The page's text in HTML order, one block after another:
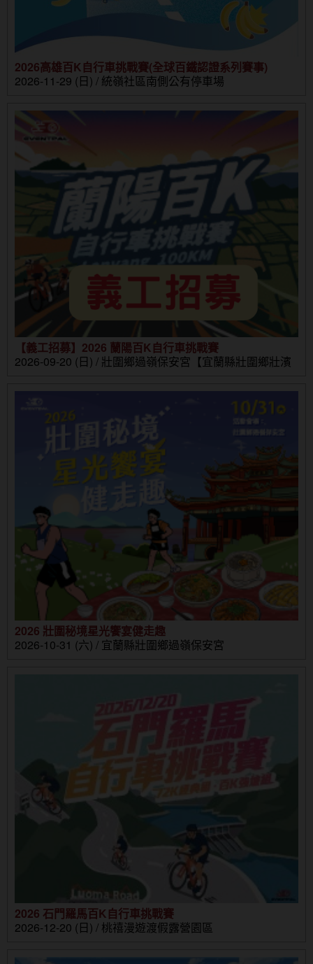
2026高雄百K自行車挑戰賽(全球百鐵認證系列賽事)
2026-11-29 (日) / 統嶺社區南側公有停車場
【義工招募】2026 蘭陽百K自行車挑戰賽
2026-09-20 (日) / 壯圍鄉過嶺保安宮【宜蘭縣壯圍鄉壯濱
2026 壯圍秘境星光饗宴健走趣
2026-10-31 (六) / 宜蘭縣壯圍鄉過嶺保安宮
2026 石門羅馬百K自行車挑戰賽
2026-12-20 (日) / 桃禧漫遊渡假露營園區